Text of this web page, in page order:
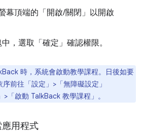
幕頂端的「開啟/關閉」 以開啟
，選取「確定」 確認權限。
時，系統會啟動教學課程。日後如要
前往「設定」>「無障礙設定」
「啟動 TalkBack 教學課程」 。
應用程式